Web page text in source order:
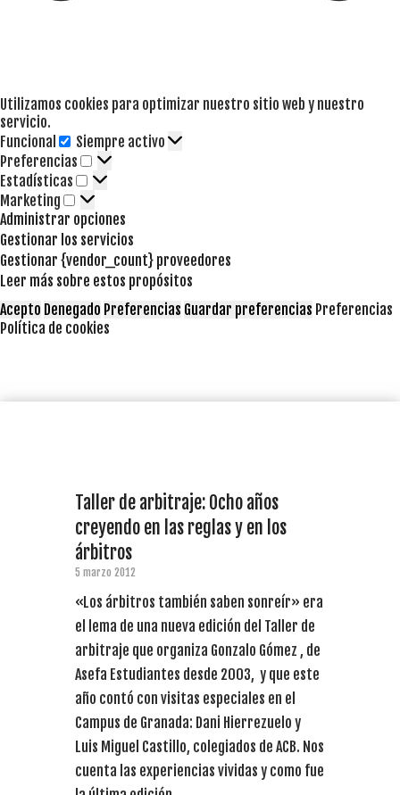
Utilizamos cookies para optimizar nuestro sitio web y nuestro
servicio.
Funcional
Funcional
Siempre activo
Preferencias
Preferencias
Estadísticas Estadísticas
Marketing Marketing
Administrar opciones
Gestionar los servicios
Gestionar {vendor_count} proveedores
Leer más sobre estos propósitos
Acepto Denegado Preferencias Guardar preferencias Preferencias
Política de cookies
Taller de arbitraje: Ocho años
creyendo en las reglas y en los
árbitros
5 marzo 2012
«Los árbitros también saben sonreír» era
el lema de una nueva edición del Taller de
arbitraje que organiza Gonzalo Gómez , de
Asefa Estudiantes desde 2003, y que este
año contó con visitas especiales en el
Campus de Granada: Dani Hierrezuelo y
Luis Miguel Castillo, colegiados de ACB. Nos
cuenta las experiencias vividas y como fue